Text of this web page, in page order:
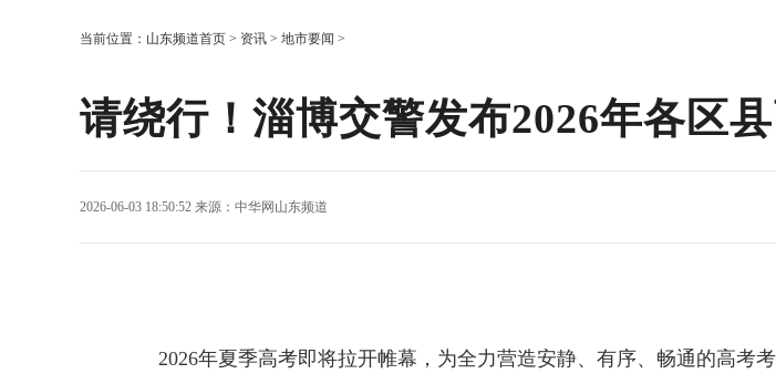
当前位置： 山东频道首页 > 资讯 > 地市要闻 >
请绕行！淄博交警发布2026年各区
2026-06-03 18:50:52 来源： 中华网山东频道
2026年夏季高考即将拉开帷幕，为全力营造安静、有序、畅通的高考